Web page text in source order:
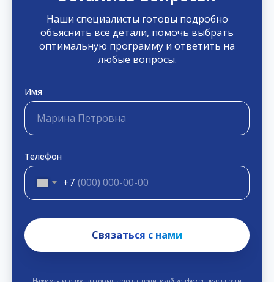
Наши специалисты готовы подробно
объяснить все детали, помочь выбрать
оптимальную программу и ответить на
любые вопросы.
Имя
Марина Петровна
Телефон
+7
Связаться с нами